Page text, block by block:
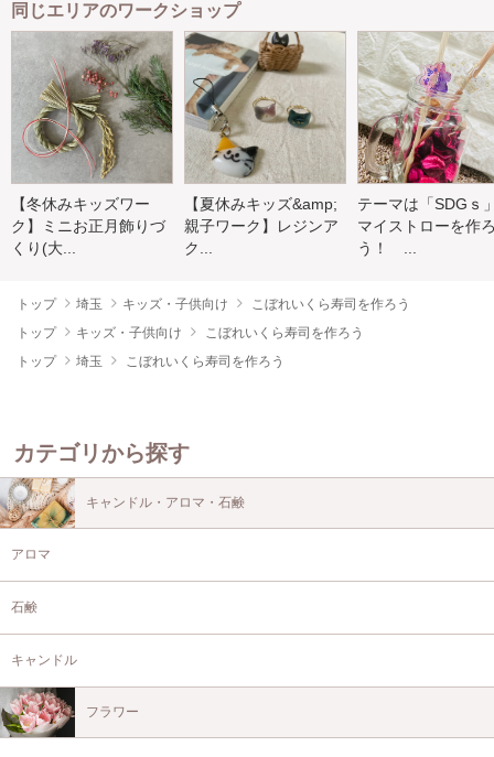
同じエリアのワークショップ
【冬休みキッズワー
ク】ミニお正月飾りづ
くり(大...
【夏休みキッズ&amp;
親子ワーク】レジンア
ク...
テーマは「SDG
マイストローを作
う！ ...
トップ 埼玉 キッズ・子供向け
こぼれいくら寿司を作ろう
トップ
キッズ・子供向け
こぼれいくら寿司を作ろう
トップ
埼玉 こぼれいくら寿司を作ろう
カテゴリから探す
キャンドル・アロマ・石鹸
アロマ
石鹸
キャンドル
フラワー